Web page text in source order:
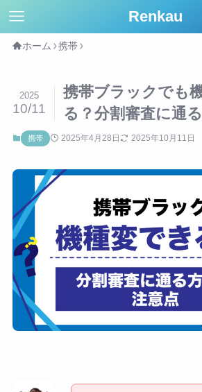
Renkau
ホーム 携帯
携帯ブラックでも
る？分割審査に通
2025
10/11
携帯 2025年4月28日 2025年10月11日